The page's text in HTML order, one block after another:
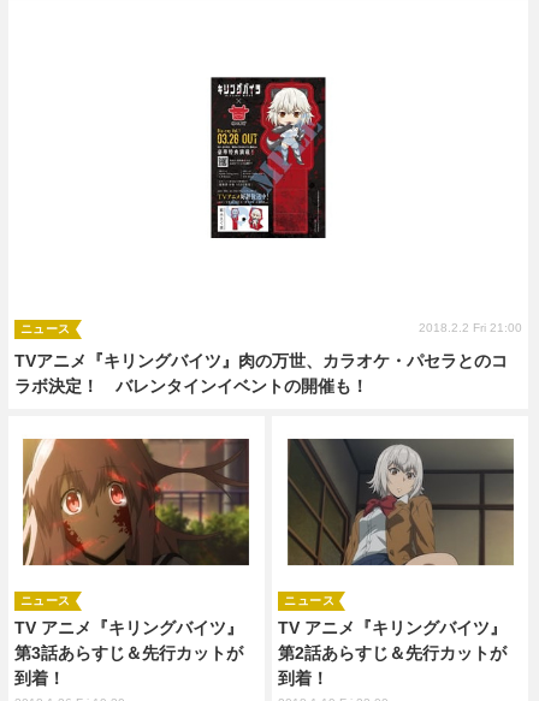
TVアニメ『キリングバイツ』肉の万世、カラオケ・パセラとのコ
ラボ決定！ バレンタインイベントの開催も！
ニュース 2018.2.2 Fri 21:00
TV アニメ『キリングバイツ』
第3話あらすじ＆先行カットが
到着！
ニュース
TV アニメ『キリングバイツ』
第2話あらすじ＆先行カットが
到着！
ニュース